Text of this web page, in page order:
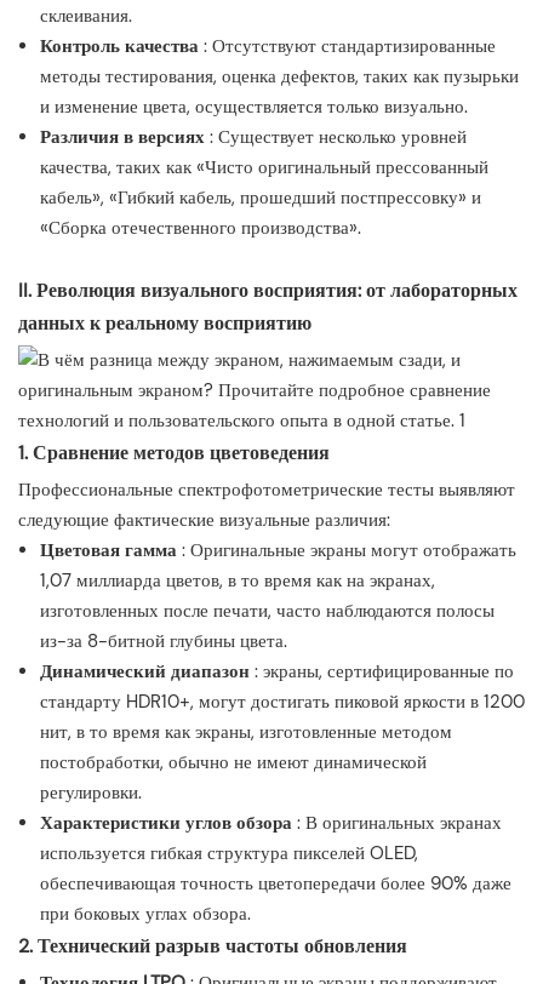
склеивания.
Контроль качества : Отсутствуют стандартизированные
методы тестирования, оценка дефектов, таких как пузырьки
и изменение цвета, осуществляется только визуально.
Различия в версиях : Существует несколько уровней
качества, таких как «Чисто оригинальный прессованный
кабель», «Гибкий кабель, прошедший постпрессовку» и
«Сборка отечественного производства».
II. Революция визуального восприятия: от лабораторных
данных к реальному восприятию
1. Сравнение методов цветоведения
Профессиональные спектрофотометрические тесты выявляют
следующие фактические визуальные различия:
Цветовая гамма : Оригинальные экраны могут отображать
1,07 миллиарда цветов, в то время как на экранах,
изготовленных после печати, часто наблюдаются полосы
из-за 8-битной глубины цвета.
Динамический диапазон : экраны, сертифицированные по
стандарту HDR10+, могут достигать пиковой яркости в 1200
нит, в то время как экраны, изготовленные методом
постобработки, обычно не имеют динамической
регулировки.
Характеристики углов обзора : В оригинальных экранах
используется гибкая структура пикселей OLED,
обеспечивающая точность цветопередачи более 90% даже
при боковых углах обзора.
2. Технический разрыв частоты обновления